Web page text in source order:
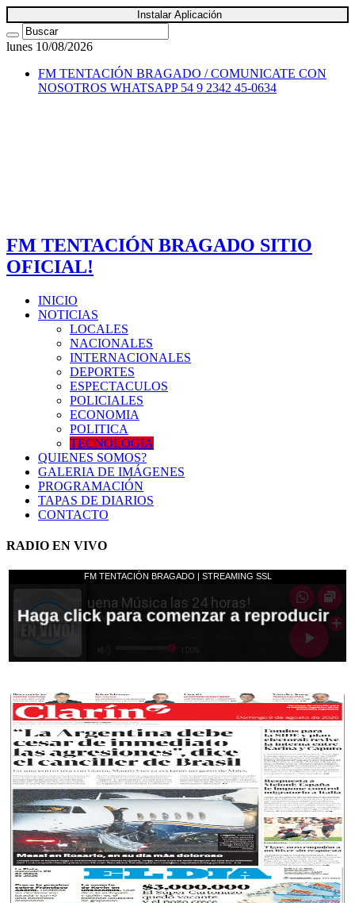
Instalar Aplicación
lunes 10/08/2026
FM TENTACIÓN BRAGADO / COMUNICATE CON
NOSOTROS WHATSAPP 54 9 2342 45-0634
FM TENTACIÓN BRAGADO SITIO
OFICIAL!
INICIO
NOTICIAS
LOCALES
NACIONALES
INTERNACIONALES
DEPORTES
ESPECTACULOS
POLICIALES
ECONOMIA
POLITICA
TECNOLOGIA
QUIENES SOMOS?
GALERIA DE IMÁGENES
PROGRAMACIÓN
TAPAS DE DIARIOS
CONTACTO
RADIO EN VIVO